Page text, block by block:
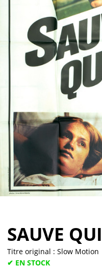
Vendre
SAUVE
Titre original : Slow Motion
✔ EN STOCK